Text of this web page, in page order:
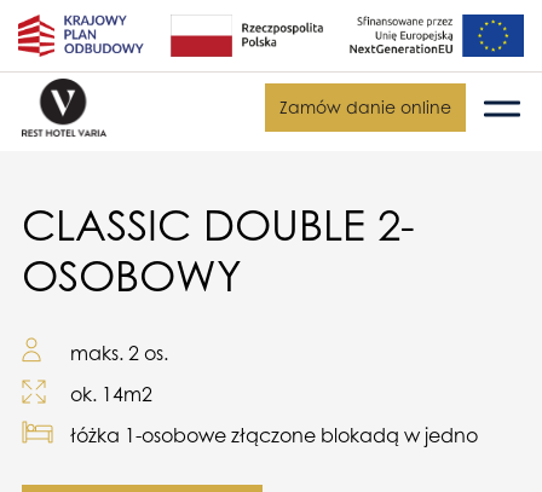
Zamów danie online
CLASSIC DOUBLE 2-
OSOBOWY
maks. 2 os.
ok. 14m2
łóżka 1-osobowe złączone blokadą w jedno